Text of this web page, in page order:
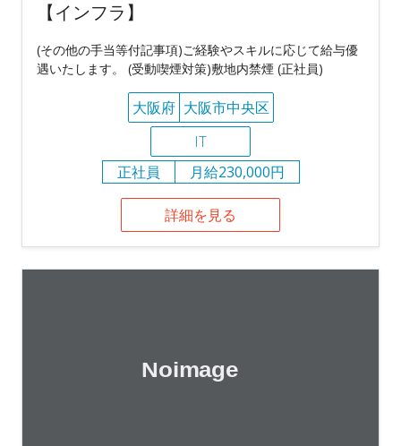
【インフラ】
(その他の手当等付記事項)ご経験やスキルに応じて給与優
遇いたします。 (受動喫煙対策)敷地内禁煙 (正社員)
大阪府 大阪市中央区
IT
正社員
月給230,000円
詳細を見る